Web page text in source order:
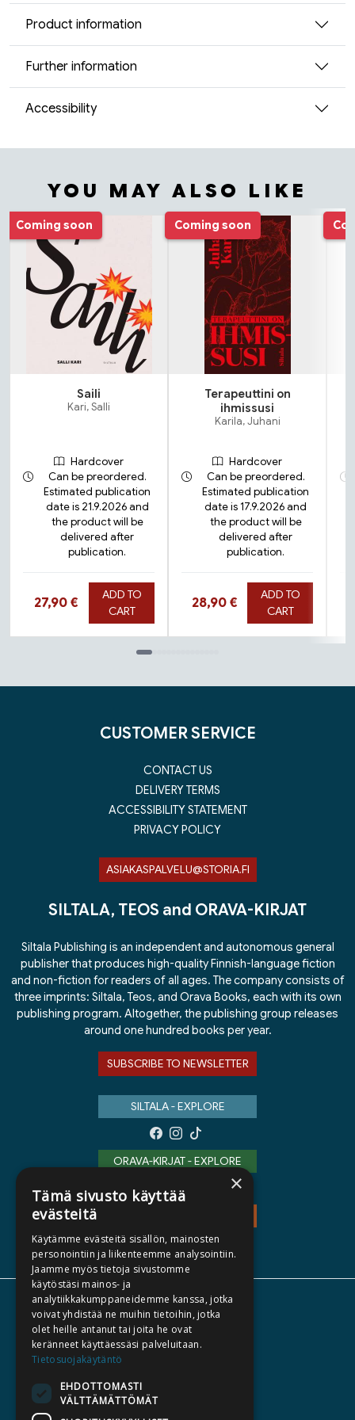
Product information
Further information
Accessibility
YOU MAY ALSO LIKE
Tuoteluettelon alku
Coming soon
Saili
Kari, Salli
Hardcover
Can be preordered.
Estimated publication
date is 21.9.2026 and
the product will be
delivered after
publication.
Hinta nyt
27,90 €
ADD TO
CART
Coming soon
Terapeuttini on
ihmissusi
Karila, Juhani
Hardcover
Can be preordered.
Estimated publication
date is 17.9.2026 and
the product will be
delivered after
publication.
Hinta nyt
28,90 €
ADD TO
CART
CUSTOMER SERVICE
CONTACT US
DELIVERY TERMS
ACCESSIBILITY STATEMENT
PRIVACY POLICY
ASIAKASPALVELU@STORIA.FI
SILTALA, TEOS and ORAVA-KIRJAT
Siltala Publishing is an independent and autonomous general
publisher that produces high-quality Finnish-language fiction
and non-fiction for readers of all ages. The company consists of
three imprints: Siltala, Teos, and Orava Books, each with its own
publishing program. Altogether, the publishing group releases
around one hundred books per year.
SUBSCRIBE TO NEWSLETTER
SILTALA - EXPLORE
ORAVA-KIRJAT - EXPLORE
ABOUT US
AUTHORS
CATALOGUES
×
Tämä sivusto käyttää
evästeitä
Käytämme evästeitä sisällön, mainosten
personointiin ja liikenteemme analysointiin.
Jaamme myös tietoja sivustomme
käytöstäsi mainos- ja
analytiikkakumppaneidemme kanssa, jotka
voivat yhdistää ne muihin tietoihin, jotka
olet heille antanut tai joita he ovat
keränneet käyttäessäsi palveluitaan.
Tietosuojakäytäntö
EHDOTTOMASTI
VÄLTTÄMÄTTÖMÄT